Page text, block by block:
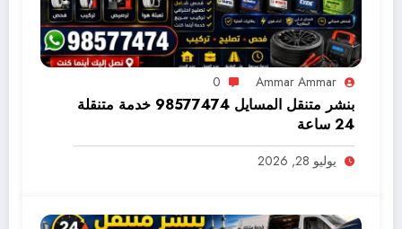
Ammar Ammar
0
بنشر متنقل المسايل 98577474 خدمة متنقلة
24 ساعة
يوليو 28, 2026